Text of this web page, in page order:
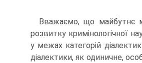
Вважаємо, що майбутнє
розвитку кримінологічної
у межах категорій
діалектики, як одиничне,